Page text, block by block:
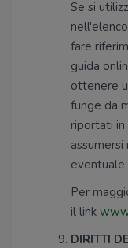
Se si
fare
guida
ottenere
funge da
riportati
assumersi
eventuale
Per
il link
DIRITTI